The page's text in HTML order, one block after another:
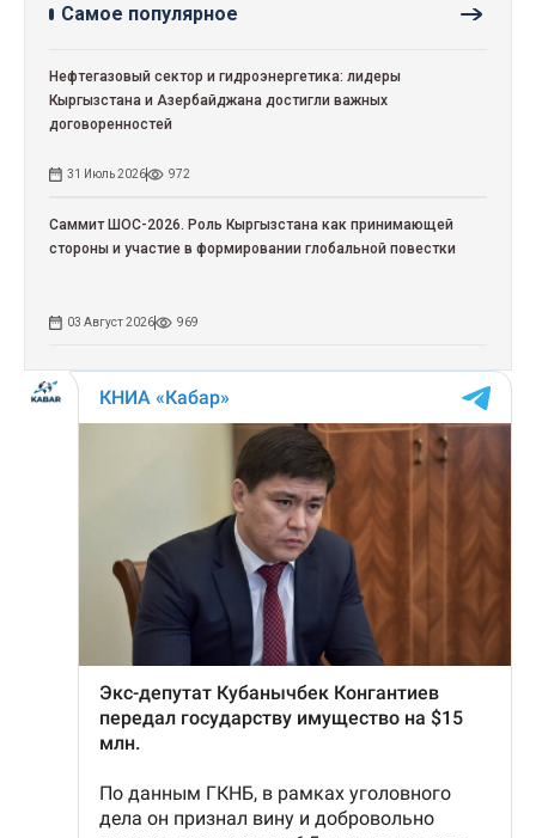
Самое популярное
Нефтегазовый сектор и гидроэнергетика: лидеры
Кыргызстана и Азербайджана достигли важных
договоренностей
31 Июль 2026 972
Саммит ШОС-2026. Роль Кыргызстана как принимающей
стороны и участие в формировании глобальной повестки
03 Август 2026 969